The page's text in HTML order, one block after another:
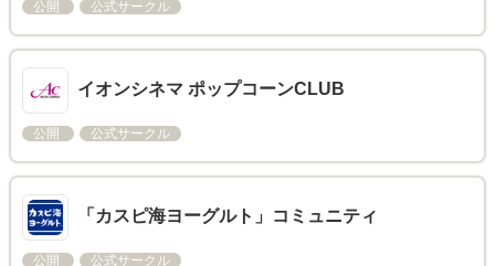
公開 公式サークル
イオンシネマ ポップコーンCLUB
公開 公式サークル
「カスピ海ヨーグルト」コミュニティ
公開 公式サークル